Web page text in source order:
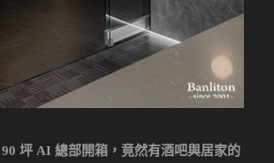
90 坪 AI 總部開箱，竟然有酒吧與居家的